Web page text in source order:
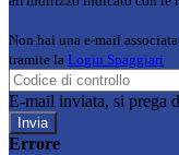
Non hai una e-mail
tramite la Login Spaggiari
E-mail inviata, si prega
Errore